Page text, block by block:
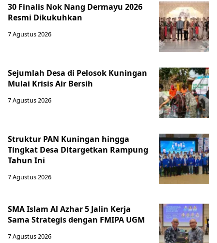
30 Finalis Nok Nang Dermayu 2026
Resmi Dikukuhkan
7 Agustus 2026
Sejumlah Desa di Pelosok Kuningan
Mulai Krisis Air Bersih
7 Agustus 2026
Struktur PAN Kuningan hingga
Tingkat Desa Ditargetkan Rampung
Tahun Ini
7 Agustus 2026
SMA Islam Al Azhar 5 Jalin Kerja
Sama Strategis dengan FMIPA UGM
7 Agustus 2026